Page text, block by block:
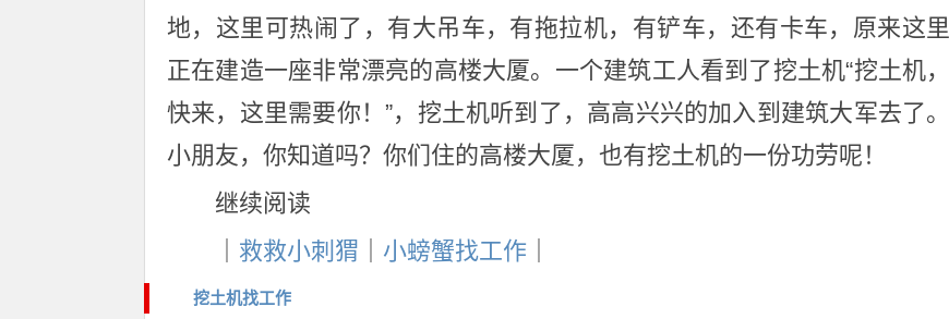
地，这里可热闹了，有大吊车，有拖拉机，有铲车，还有卡车，原来这里
正在建造一座非常漂亮的高楼大厦。一个建筑工人看到了挖土机“挖土机，
快来，这里需要你！”，挖土机听到了，高高兴兴的加入到建筑大军去了。
小朋友，你知道吗？你们住的高楼大厦，也有挖土机的一份功劳呢！
继续阅读
救救小刺猬 小螃蟹找工作
挖土机找工作